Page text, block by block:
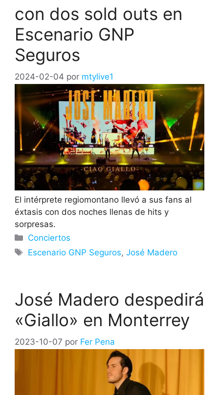
con dos sold outs en
Escenario GNP
Seguros
2024-02-04 por mtylive1
El intérprete regiomontano llevó a sus fans al
éxtasis con dos noches llenas de hits y
sorpresas.
Categorías
Conciertos
Etiquetas
Escenario GNP Seguros,José Madero
José Madero despedirá
«Giallo» en Monterrey
2023-10-07 por Fer Pena